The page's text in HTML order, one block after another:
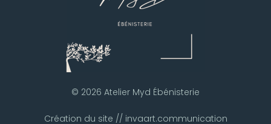
© 2026 Atelier Myd Ébénisterie
Création du site // invaart.communication